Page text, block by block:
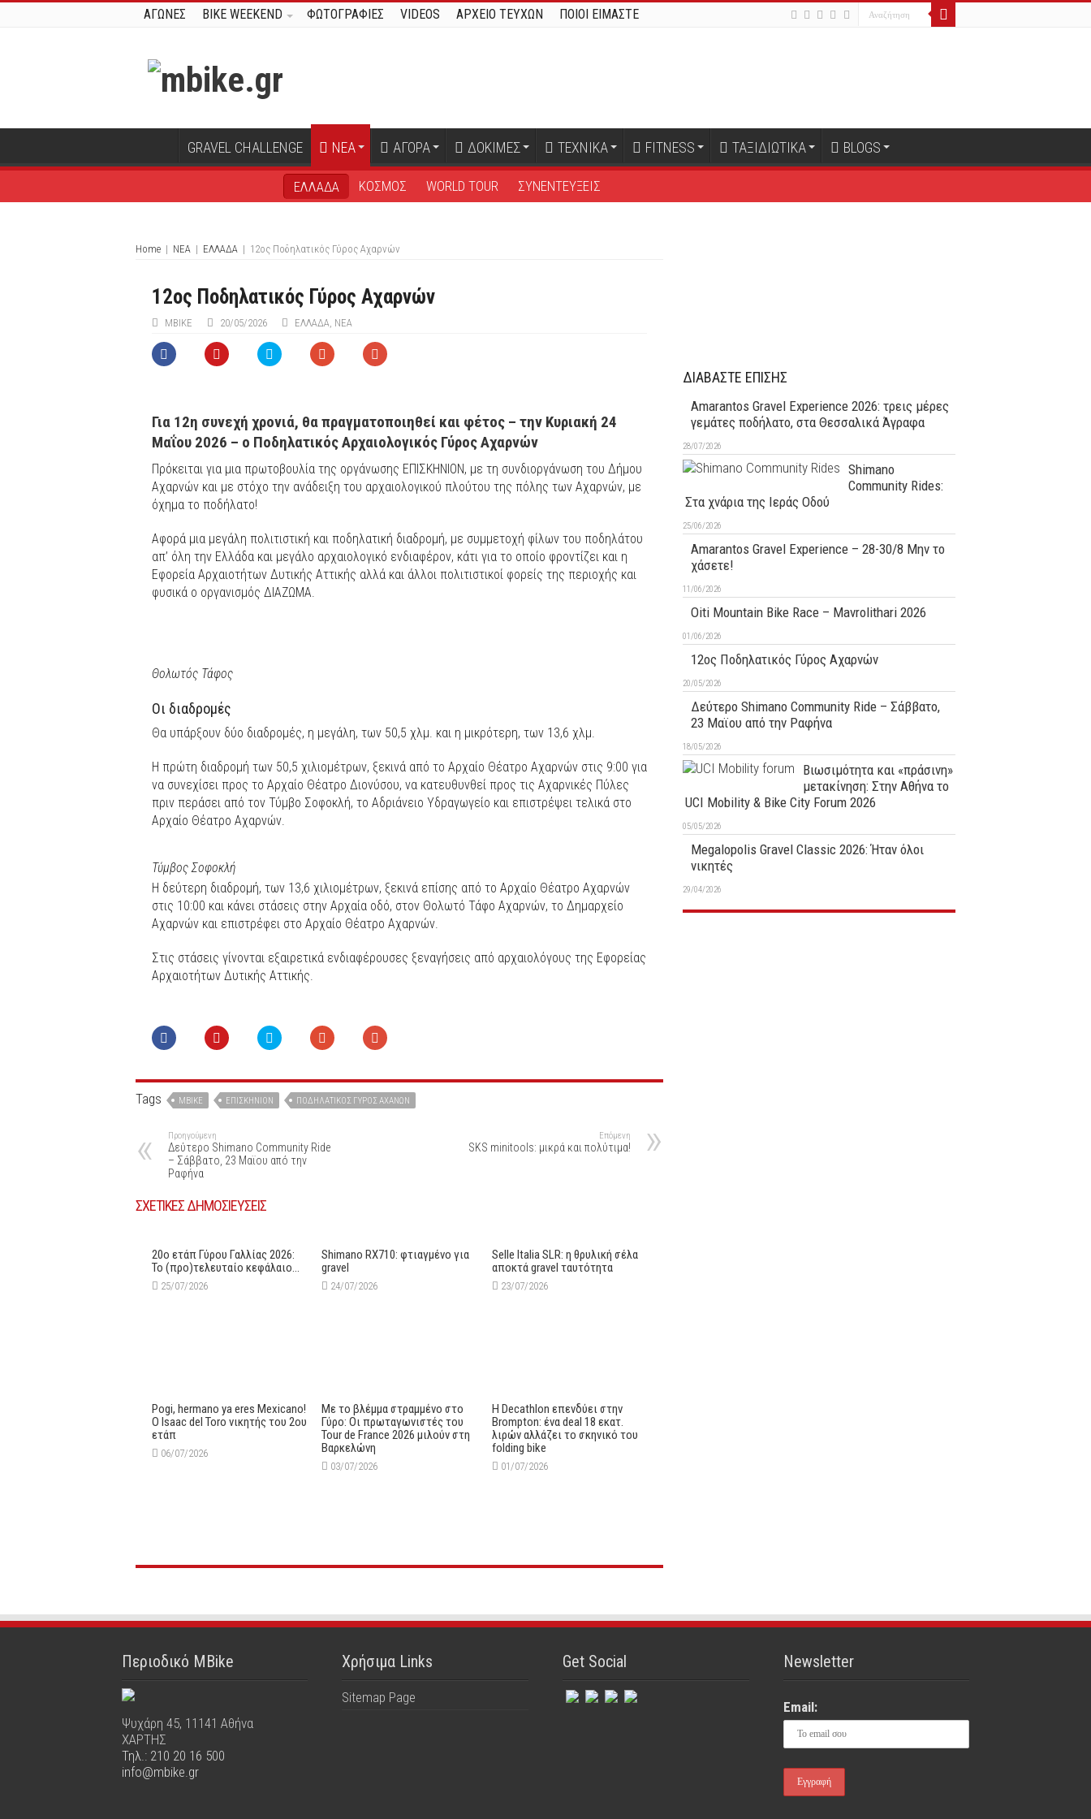
ΑΓΩΝΕΣ BIKE WEEKEND ΦΩΤΟΓΡΑΦΙΕΣ VIDEOS ΑΡΧΕΙΟ ΤΕΥΧΩΝ ΠΟΙΟΙ ΕΙΜΑΣΤΕ
GRAVEL CHALLENGE ΝΕΑ ΑΓΟΡΑ ΔΟΚΙΜΕΣ ΤΕΧΝΙΚΑ FITNESS ΤΑΞΙΔΙΩΤΙΚΑ BLOGS
ΕΛΛΑΔΑ ΚΟΣΜΟΣ WORLD TOUR ΣΥΝΕΝΤΕΥΞΕΙΣ
Home | ΝΕΑ | ΕΛΛΑΔΑ | 12ος Ποδηλατικός Γύρος Αχαρνών
12ος Ποδηλατικός Γύρος Αχαρνών
ΜΒIKE 20/05/2026 ΕΛΛΑΔΑ, ΝΕΑ
Για 12η συνεχή χρονιά, θα πραγματοποιηθεί και φέτος – την Κυριακή 24
Μαΐου 2026 – ο Ποδηλατικός Αρχαιολογικός Γύρος Αχαρνών
Πρόκειται για μια πρωτοβουλία της οργάνωσης ΕΠΙΣΚΗΝΙΟΝ, με τη συνδιοργάνωση του Δήμου
Αχαρνών και με στόχο την ανάδειξη του αρχαιολογικού πλούτου της πόλης των Αχαρνών, με
όχημα το ποδήλατο!
Αφορά μια μεγάλη πολιτιστική και ποδηλατική διαδρομή, με συμμετοχή φίλων του ποδηλάτου
απ’ όλη την Ελλάδα και μεγάλο αρχαιολογικό ενδιαφέρον, κάτι για το οποίο φροντίζει και η
Εφορεία Αρχαιοτήτων Δυτικής Αττικής αλλά και άλλοι πολιτιστικοί φορείς της περιοχής και
φυσικά ο οργανισμός ΔΙΑΖΩΜΑ.
Θολωτός Τάφος
Οι διαδρομές
Θα υπάρξουν δύο διαδρομές, η μεγάλη, των 50,5 χλμ. και η μικρότερη, των 13,6 χλμ.
Η πρώτη διαδρομή των 50,5 χιλιομέτρων, ξεκινά από το Αρχαίο Θέατρο Αχαρνών στις 9:00 για
να συνεχίσει προς το Αρχαίο Θέατρο Διονύσου, να κατευθυνθεί προς τις Αχαρνικές Πύλες
πριν περάσει από τον Τύμβο Σοφοκλή, το Αδριάνειο Υδραγωγείο και επιστρέψει τελικά στο
Αρχαίο Θέατρο Αχαρνών.
Τύμβος Σοφοκλή
Η δεύτερη διαδρομή, των 13,6 χιλιομέτρων, ξεκινά επίσης από το Αρχαίο Θέατρο Αχαρνών
στις 10:00 και κάνει στάσεις στην Αρχαία οδό, στον Θολωτό Τάφο Αχαρνών, το Δημαρχείο
Αχαρνών και επιστρέφει στο Αρχαίο Θέατρο Αχαρνών.
Στις στάσεις γίνονται εξαιρετικά ενδιαφέρουσες ξεναγήσεις από αρχαιολόγους της Εφορείας
Αρχαιοτήτων Δυτικής Αττικής.
Tags MBIKE ΕΠΙΣΚΉΝΙΟΝ ΠΟΔΗΛΑΤΙΚΌΣ ΓΎΡΟΣ ΑΧΑΝΏΝ
Προηγούμενη
Δεύτερo Shimano Community Ride
– Σάββατο, 23 Μαϊου από την
Ραφήνα
Επόμενη
SKS minitools: μικρά και πολύτιμα!
ΣΧΕΤΙΚΕΣ ΔΗΜΟΣΙΕΥΣΕΙΣ
20ο ετάπ Γύρου Γαλλίας 2026:
Το (προ)τελευταίο κεφάλαιο…
25/07/2026
Shimano RX710: φτιαγμένο για
gravel
24/07/2026
Selle Italia SLR: η θρυλική σέλα
αποκτά gravel ταυτότητα
23/07/2026
Pogi, hermano ya eres Mexicano!
Ο Ιsaac del Toro νικητής του 2ου
ετάπ
06/07/2026
Με το βλέμμα στραμμένο στο
Γύρο: Οι πρωταγωνιστές του
Tour de France 2026 μιλούν στη
Βαρκελώνη
03/07/2026
Η Decathlon επενδύει στην
Brompton: ένα deal 18 εκατ.
λιρών αλλάζει το σκηνικό του
folding bike
01/07/2026
ΔΙΑΒΑΣΤΕ ΕΠΙΣΗΣ
Amarantos Gravel Experience 2026: τρεις μέρες
γεμάτες ποδήλατο, στα Θεσσαλικά Άγραφα
28/07/2026
Shimano
Community Rides:
Στα χνάρια της Ιεράς Οδού
25/06/2026
Amarantos Gravel Experience – 28-30/8 Μην το
χάσετε!
11/06/2026
Oiti Mountain Bike Race – Mavrolithari 2026
01/06/2026
12ος Ποδηλατικός Γύρος Αχαρνών
20/05/2026
Δεύτερo Shimano Community Ride – Σάββατο,
23 Μαϊου από την Ραφήνα
18/05/2026
Βιωσιμότητα και «πράσινη»
μετακίνηση: Στην Αθήνα το
UCI Mobility & Bike City Forum 2026
05/05/2026
Megalopolis Gravel Classic 2026: Ήταν όλοι
νικητές
29/04/2026
Περιοδικό MBike
Ψυχάρη 45, 11141 Αθήνα
ΧΑΡΤΗΣ
Τηλ.: 210 20 16 500
info@mbike.gr
Χρήσιμα Links
Sitemap Page
Get Social Newsletter
Email: